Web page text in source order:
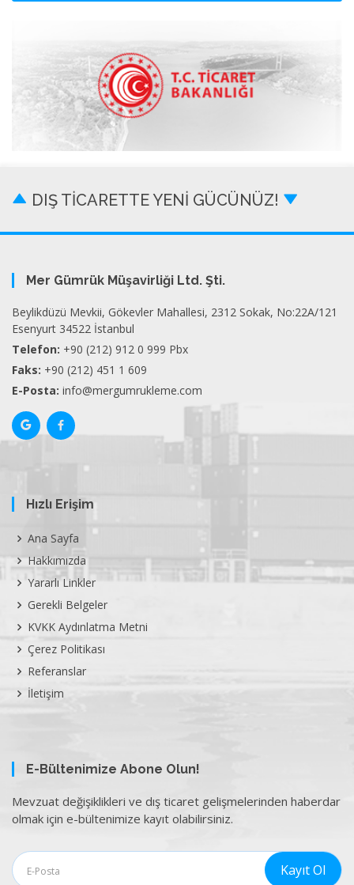
DIŞ TİCARETTE YENİ GÜCÜNÜZ!
Mer Gümrük Müşavirliği Ltd. Şti.
Beylikdüzü Mevkii, Gökevler Mahallesi, 2312 Sokak, No:22A/121
Esenyurt 34522 İstanbul
Telefon: +90 (212) 912 0 999 Pbx
Faks: +90 (212) 451 1 609
E-Posta: info@mergumrukleme.com
Hızlı Erişim
Ana Sayfa
Hakkımızda
Yararlı Linkler
Gerekli Belgeler
KVKK Aydınlatma Metni
Çerez Politikası
Referanslar
İletişim
E-Bültenimize Abone Olun!
Mevzuat değişiklikleri ve dış ticaret gelişmelerinden haberdar
olmak için e-bültenimize kayıt olabilirsiniz.